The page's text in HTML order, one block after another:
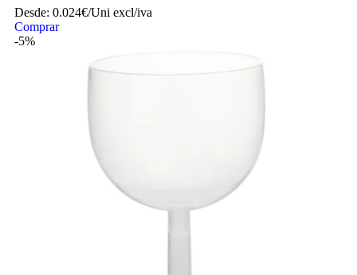
Desde: 0.024€/Uni excl/iva
Comprar
-5%